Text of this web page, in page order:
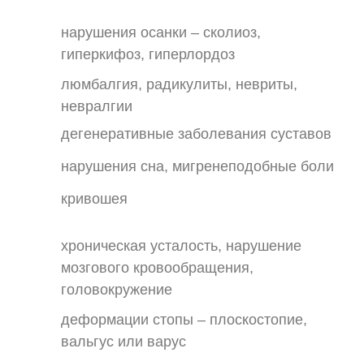
нарушения осанки – сколиоз,
гиперкифоз, гиперлордоз
люмбалгия, радикулиты, невриты,
невралгии
дегенеративные заболевания суставов
нарушения сна, мигренеподобные боли
кривошея
хроническая усталость, нарушение
мозгового кровообращения,
головокружение
деформации стопы – плоскостопие,
вальгус или варус